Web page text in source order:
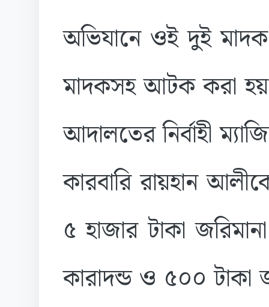
অভিযানে ওই দুই মাদক
মাদকসহ আটক করা
আদালতের নির্বাহী
কারবারি রায়হান
৫ হাজার টাকা
কারাদন্ড ও ৫০০ টাকা